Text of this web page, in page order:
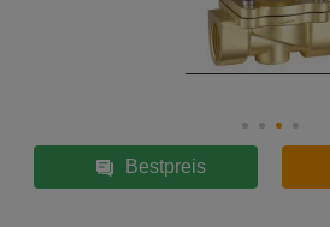
Bestpreis